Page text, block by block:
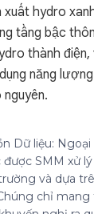
xuất hydro
tầng bậc
thành
năng
Dữ liệu:
được SMM xử
và dựa
chỉ